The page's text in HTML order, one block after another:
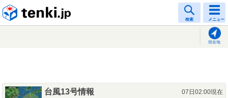
検索 メニュー
現在地
台風13号情報
07日02:00現在